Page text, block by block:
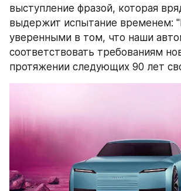
выступление фразой, которая
выдержит испытание временем:
уверенными в том, что наши
соответствовать требованиям
протяжении следующих 90 лет